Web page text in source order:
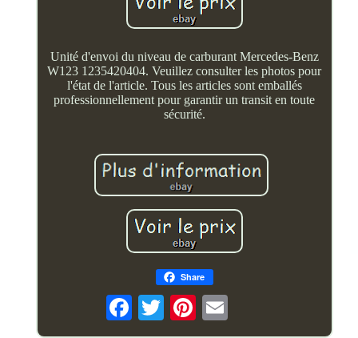
Unité d'envoi du niveau de carburant Mercedes-Benz
W123 1235420404. Veuillez consulter les photos pour
l'état de l'article. Tous les articles sont emballés
professionnellement pour garantir un transit en toute
sécurité.
Share